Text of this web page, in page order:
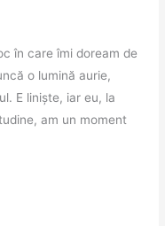
în care îmi doream de
o lumină aurie,
E liniște, iar eu, la
am un moment